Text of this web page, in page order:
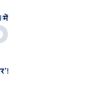
में